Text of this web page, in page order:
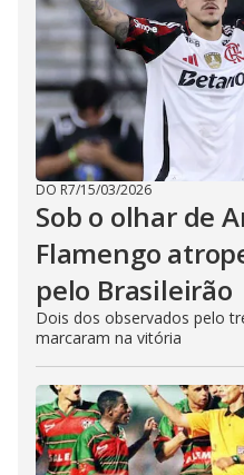
DO R7/15/03/2026
Sob o olhar de
Flamengo
pelo Brasileirão
Dois dos observados pelo
marcaram na vitória